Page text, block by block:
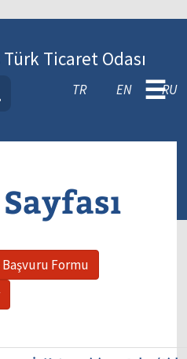
Türk Ticaret Odası
TR EN RU
☰
Başvuru Formu